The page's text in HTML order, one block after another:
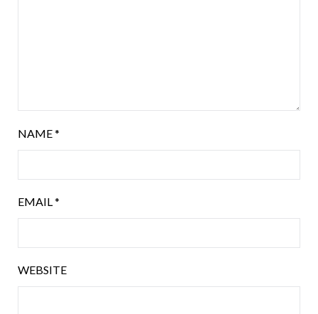
NAME*
EMAIL *
WEBSITE